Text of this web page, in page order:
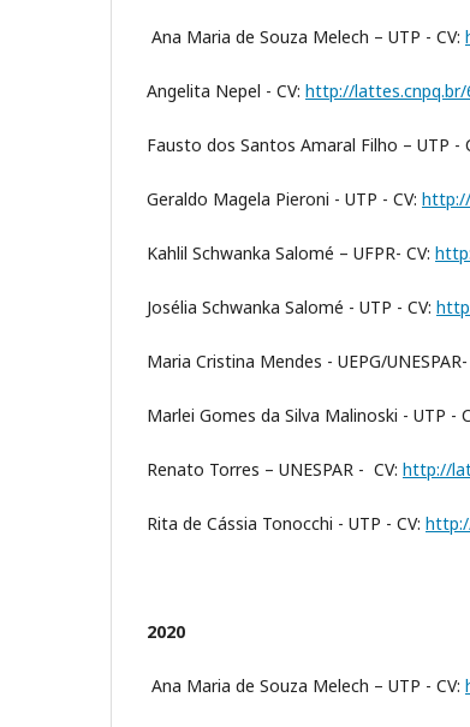
Ana Maria de Souza Melech – UTP - CV:
Angelita Nepel - CV: http://lattes.cnpq.br/
Fausto dos Santos Amaral Filho – UTP -
Geraldo Magela Pieroni - UTP - CV:
Kahlil Schwanka Salomé – UFPR- CV:
Josélia Schwanka Salomé - UTP - CV:
Maria Cristina Mendes - UEPG/UNESPAR-
Marlei Gomes da Silva Malinoski - UTP -
Renato Torres – UNESPAR - CV: http://
Rita de Cássia Tonocchi - UTP - CV:
2020
Ana Maria de Souza Melech – UTP - CV: